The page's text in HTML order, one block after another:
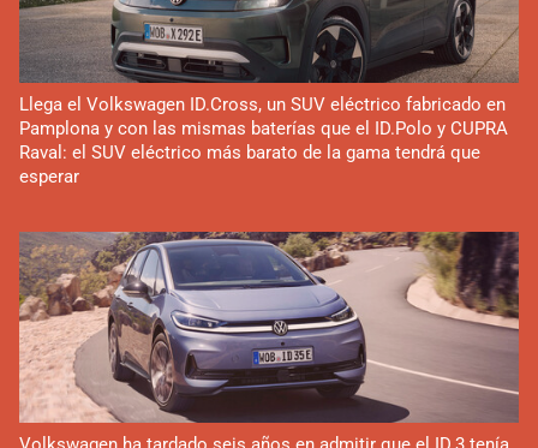
Llega el Volkswagen ID.Cross, un SUV eléctrico fabricado en
Pamplona y con las mismas baterías que el ID.Polo y CUPRA
Raval: el SUV eléctrico más barato de la gama tendrá que
esperar